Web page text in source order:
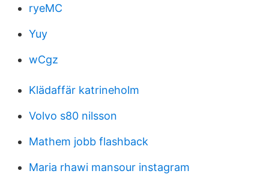
ryeMC
Yuy
wCgz
Klädaffär katrineholm
Volvo s80 nilsson
Mathem jobb flashback
Maria rhawi mansour instagram